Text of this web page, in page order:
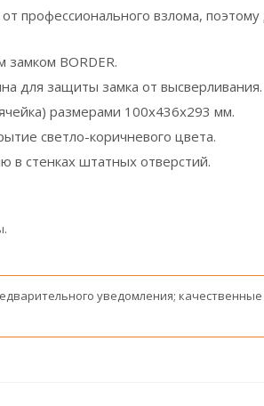
профессионального взлома,
BORDER.
для защиты замка от высверливания.
размерами 100х436х293 мм.
светло-коричневого цвета.
в стенках штатных отверстий.
уведомления;